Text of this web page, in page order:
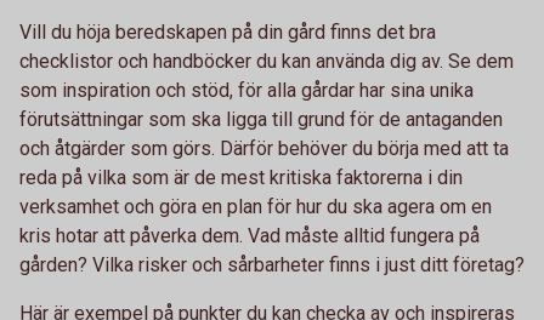
Vill du höja beredskapen på din gård finns det bra
checklistor och handböcker du kan använda dig av. Se dem
som inspiration och stöd, för alla gårdar har sina unika
förutsättningar som ska ligga till grund för de antaganden
och åtgärder som görs. Därför behöver du börja med att ta
reda på vilka som är de mest kritiska faktorerna i din
verksamhet och göra en plan för hur du ska agera om en
kris hotar att påverka dem. Vad måste alltid fungera på
gården? Vilka risker och sårbarheter finns i just ditt företag?
Här är exempel på punkter du kan checka av och inspireras